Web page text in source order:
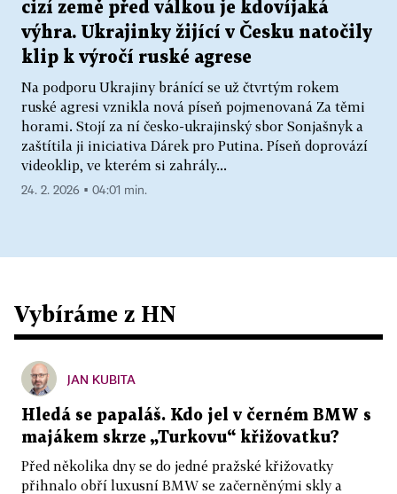
cizí země před válkou je kdovíjaká
výhra. Ukrajinky žijící v Česku natočily
klip k výročí ruské agrese
Na podporu Ukrajiny bránící se už čtvrtým rokem
ruské agresi vznikla nová píseň pojmenovaná Za těmi
horami. Stojí za ní česko-ukrajinský sbor Sonjašnyk a
zaštítila ji iniciativa Dárek pro Putina. Píseň doprovází
videoklip, ve kterém si zahrály...
24. 2. 2026 ▪ 04:01 min.
Vybíráme z HN
JAN KUBITA
Hledá se papaláš. Kdo jel v černém BMW s
majákem skrze „Turkovu“ křižovatku?
Před několika dny se do jedné pražské křižovatky
přihnalo obří luxusní BMW se začerněnými skly a